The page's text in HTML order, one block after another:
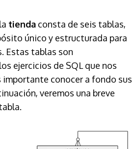
tienda consta de seis tablas,
único y estructurada para
Estas tablas son
ejercicios de SQL que nos
importante conocer a fondo sus
veremos una breve